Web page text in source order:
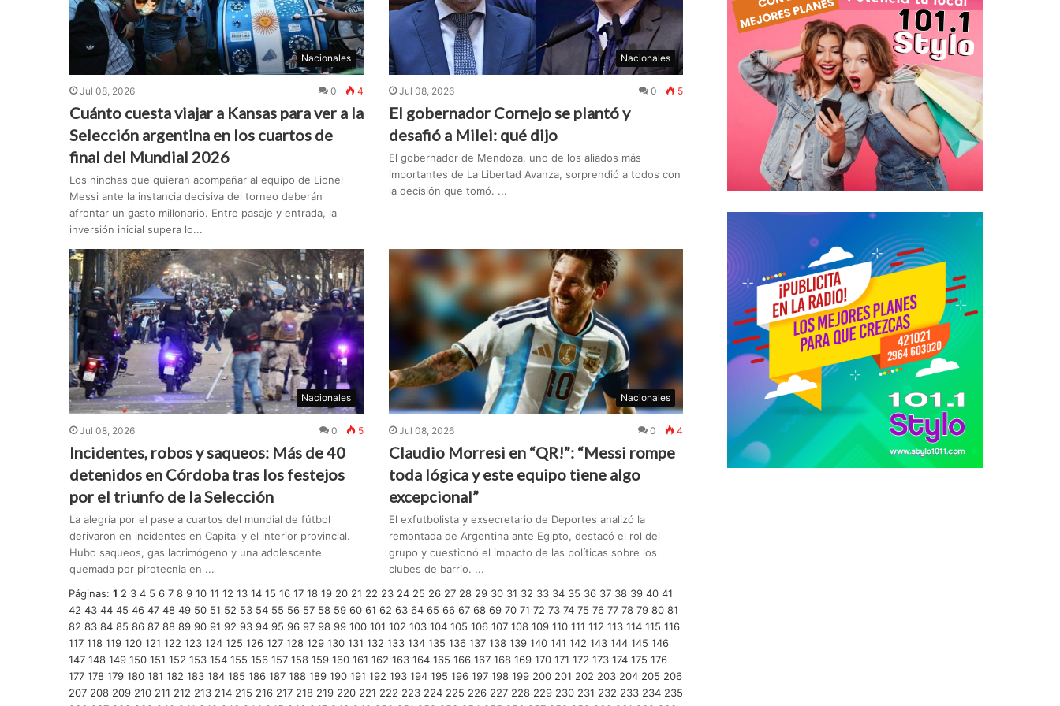
Nacionales
Jul 08, 2026 0 4
Cuánto cuesta viajar a Kansas para ver a la
Selección argentina en los cuartos de
final del Mundial 2026
Los hinchas que quieran acompañar al equipo de Lionel
Messi ante la instancia decisiva del torneo deberán
afrontar un gasto millonario. Entre pasaje y entrada, la
inversión inicial supera lo...
Nacionales
Jul 08, 2026 0 5
El gobernador Cornejo se plantó y
desafió a Milei: qué dijo
El gobernador de Mendoza, uno de los aliados más
importantes de La Libertad Avanza, sorprendió a todos con
la decisión que tomó. ...
Nacionales
Jul 08, 2026 0 5
Incidentes, robos y saqueos: Más de 40
detenidos en Córdoba tras los festejos
por el triunfo de la Selección
La alegría por el pase a cuartos del mundial de fútbol
derivaron en incidentes en Capital y el interior provincial.
Hubo saqueos, gas lacrimógeno y una adolescente
quemada por pirotecnia en ...
Nacionales
Jul 08, 2026 0 4
Claudio Morresi en “QR!”: “Messi rompe
toda lógica y este equipo tiene algo
excepcional”
El exfutbolista y exsecretario de Deportes analizó la
remontada de Argentina ante Egipto, destacó el rol del
grupo y cuestionó el impacto de las políticas sobre los
clubes de barrio. ...
Páginas: 1 2 3 4 5 6 7 8 9 10 11 12 13 14 15 16 17 18 19 20 21 22 23 24 25 26 27 28 29 30 31 32 33 34 35 36 37 38 39 40 41
42 43 44 45 46 47 48 49 50 51 52 53 54 55 56 57 58 59 60 61 62 63 64 65 66 67 68 69 70 71 72 73 74 75 76 77 78 79 80 81
82 83 84 85 86 87 88 89 90 91 92 93 94 95 96 97 98 99 100 101 102 103 104 105 106 107 108 109 110 111 112 113 114 115 116
117 118 119 120 121 122 123 124 125 126 127 128 129 130 131 132 133 134 135 136 137 138 139 140 141 142 143 144 145 146
147 148 149 150 151 152 153 154 155 156 157 158 159 160 161 162 163 164 165 166 167 168 169 170 171 172 173 174 175 176
177 178 179 180 181 182 183 184 185 186 187 188 189 190 191 192 193 194 195 196 197 198 199 200 201 202 203 204 205 206
207 208 209 210 211 212 213 214 215 216 217 218 219 220 221 222 223 224 225 226 227 228 229 230 231 232 233 234 235